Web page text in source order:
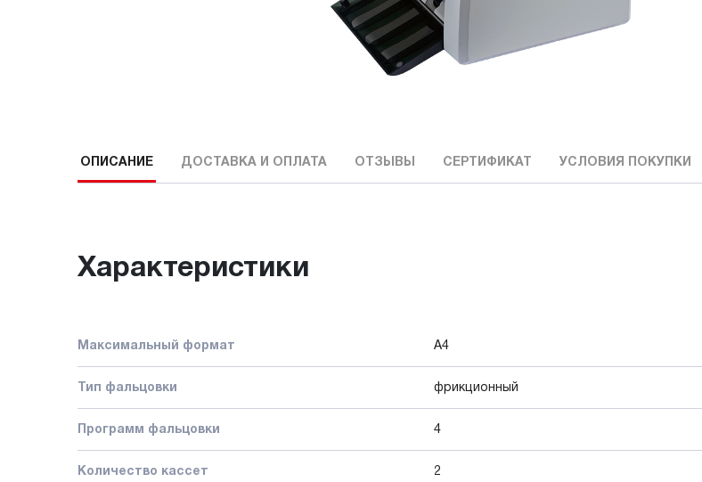
ОПИСАНИЕ ДОСТАВКА И ОПЛАТА ОТЗЫВЫ СЕРТИФИКАТ УСЛОВИЯ ПОКУПКИ
Характеристики
Максимальный формат А4
Тип фальцовки фрикционный
Программ фальцовки 4
Количество кассет 2